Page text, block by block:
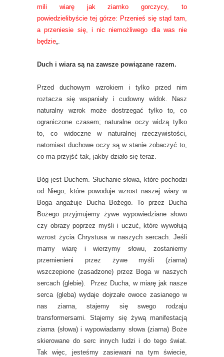
mili wiarę jak ziarnko gorczycy, to
powiedzielibyście tej górze: Przenieś się stąd tam,
a przeniesie się, i nic niemożliwego dla was nie
będzie„.
Duch i wiara są na zawsze powiązane razem.
Przed duchowym wzrokiem i tylko przed nim
roztacza się wspaniały i cudowny widok. Nasz
naturalny wzrok może dostrzegać tylko to, co
ograniczone czasem; naturalne oczy widzą tylko
to, co widoczne w naturalnej rzeczywistości,
natomiast duchowe oczy są w stanie zobaczyć to,
co ma przyjść tak, jakby działo się teraz.
Bóg jest Duchem. Słuchanie słowa, które pochodzi
od Niego, które powoduje wzrost naszej wiary w
Boga angażuje Ducha Bożego. To przez Ducha
Bożego przyjmujemy żywe wypowiedziane słowo
czy obrazy poprzez myśli i uczuć, które wywołują
wzrost życia Chrystusa w naszych sercach. Jeśli
mamy wiarę i wierzymy słowu, zostaniemy
przemienieni przez żywe myśli (ziarna)
wszczepione (zasadzone) przez Boga w naszych
sercach (glebie). Przez Ducha, w miarę jak nasze
serca (gleba) wydaje dojrzałe owoce zasianego w
nas ziarna, stajemy się swego rodzaju
transformersami. Stajemy się żywą manifestacją
ziarna (słowa) i wypowiadamy słowa (ziarna) Boże
skierowane do serc innych ludzi i do tego świat.
Tak więc, jesteśmy zasiewani na tym świecie,